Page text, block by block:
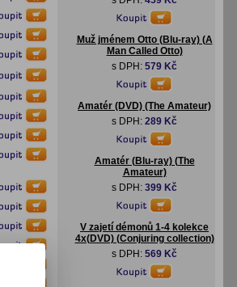
Muž jménem Otto (Blu-ray) (A
Man Called Otto)
s DPH: 579 Kč
Amatér (DVD) (The Amateur)
s DPH: 289 Kč
Amatér (Blu-ray) (The
Amateur)
s DPH: 399 Kč
V zajetí démonů 1-4 kolekce
4x(DVD) (Conjuring collection)
s DPH: 569 Kč